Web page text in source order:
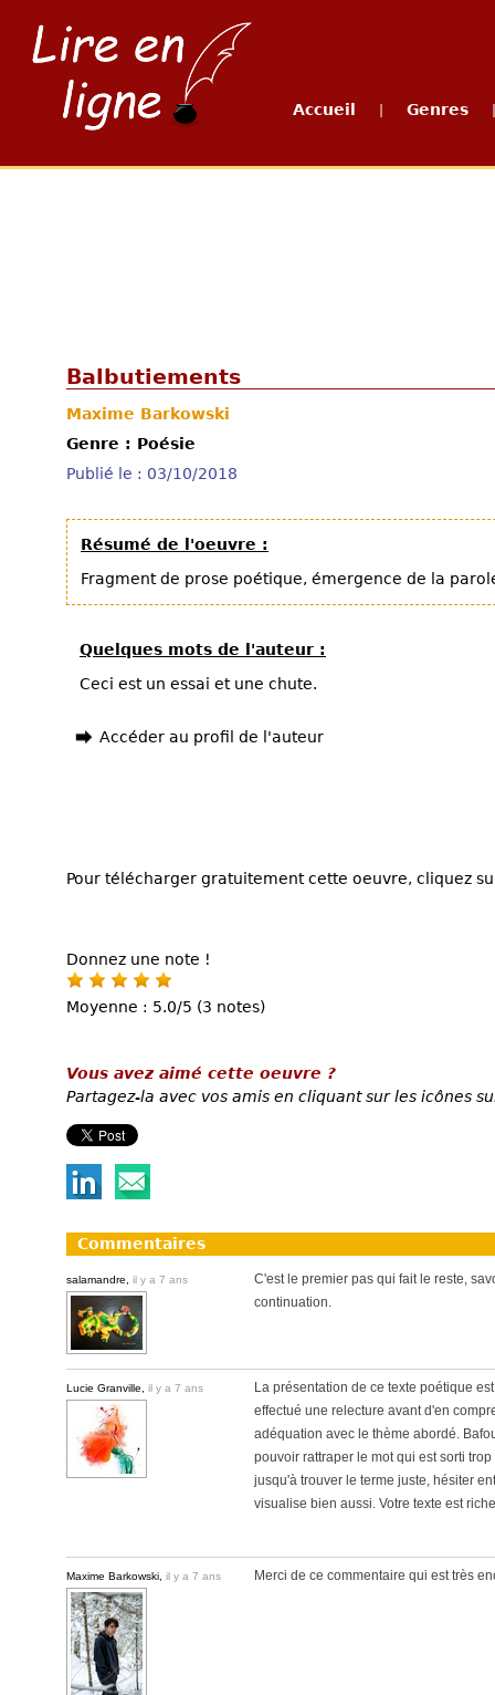
Accueil Genres
Balbutiements
Maxime Barkowski
Genre : Poésie
Publié le : 03/10/2018
Résumé de l'oeuvre :
Fragment de prose poétique, émergence de la
Quelques mots de l'auteur :
Ceci est un essai et une chute.
Accéder au profil de l'auteur
Pour télécharger gratuitement cette oeuvre, cliquez
Donnez une note !
Moyenne : 5.0/5 (3 notes)
Vous avez aimé cette oeuvre ?
Partagez-la avec vos amis en cliquant sur les icônes
Commentaires
salamandre, il y a 7 ans
C'est le premier pas qui fait le reste,
continuation.
Lucie Granville, il y a 7 ans
La présentation de ce texte poétique
effectué une relecture avant d'en
adéquation avec le thème abordé.
pouvoir rattraper le mot qui est sorti
jusqu'à trouver le terme juste, hésiter
visualise bien aussi. Votre texte est
Maxime Barkowski, il y a 7 ans Merci de ce commentaire qui est très